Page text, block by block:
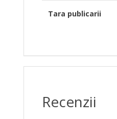
Tara publicarii
Recenzii